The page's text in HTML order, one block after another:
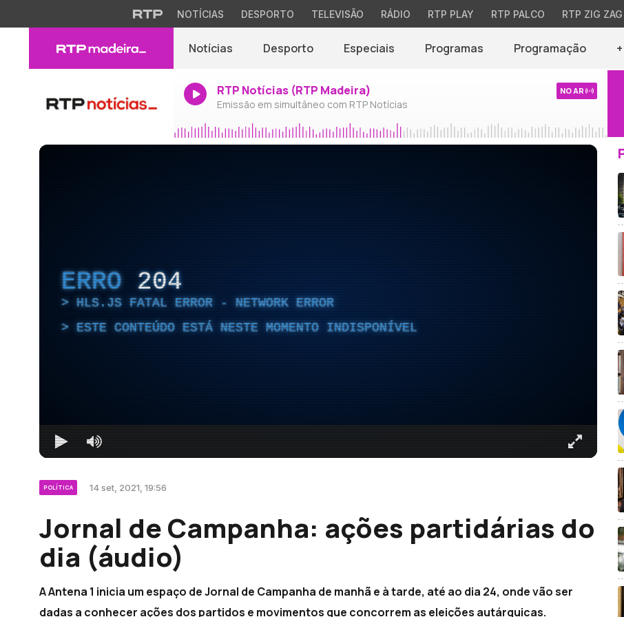
NOTÍCIAS DESPORTO TELEVISÃO RÁDIO RTP PLAY RTP PALCO RTP ZIG ZAG
Notícias Desporto Especiais Programas Programação
RTP Notícias (RTP Madeira)
Emissão em simultâneo com RTP Notícias
NO AR
ERRO 204
HLS.JS FATAL ERROR - NETWORK ERROR
ESTE CONTEÚDO ESTÁ NESTE MOMENTO INDISPONÍVEL
POLÍTICA 14 set, 2021, 19:56
Jornal de Campanha: ações partidárias do
dia (áudio)
A Antena 1 inicia um espaço de Jornal de Campanha de manhã e à tarde, até ao dia 24, onde vão ser
dadas a conhecer ações dos partidos e movimentos que concorrem as eleições autárquicas.